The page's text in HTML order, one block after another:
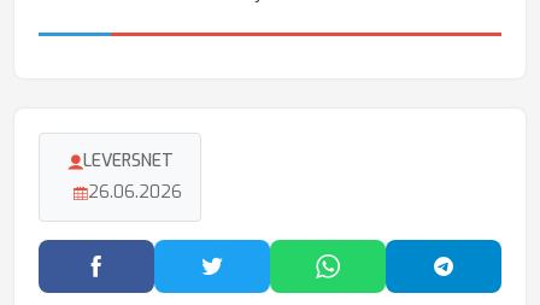
LEVERSNET
26.06.2026
Facebook'ta PaylaşTwitter'da PaylaşWhatsApp'ta Paylaş